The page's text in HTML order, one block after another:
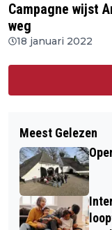
Campagne wijst
weg
18 januari 2022
Meest Gelezen